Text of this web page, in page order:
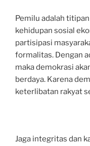
Pemilu adalah
kehidupan sosial
partisipasi
formalitas. Dengan
maka demokrasi
berdaya. Karena
keterlibatan rakyat
Jaga integritas dan